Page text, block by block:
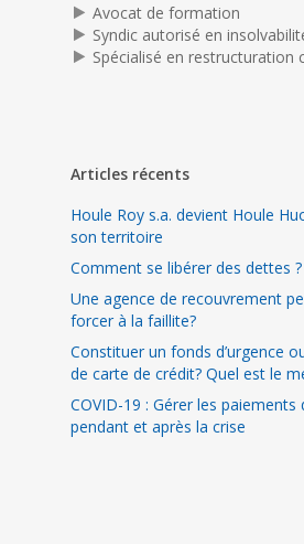
Avocat de formation
Syndic autorisé en
Spécialisé en restructuration
Articles récents
Houle Roy s.a. devient Houle
son territoire
Comment se libérer des dettes ?
Une agence de recouvrement
forcer à la faillite?
Constituer un fonds d’urgence
de carte de crédit? Quel est le
COVID-19 : Gérer les paiements
pendant et après la crise